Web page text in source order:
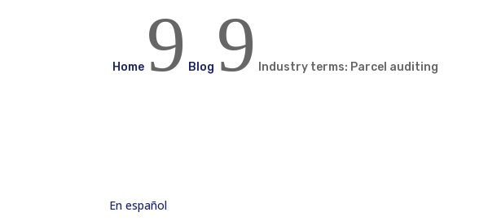
Home 9 Blog 9 Industry terms: Parcel auditing
Enespañol